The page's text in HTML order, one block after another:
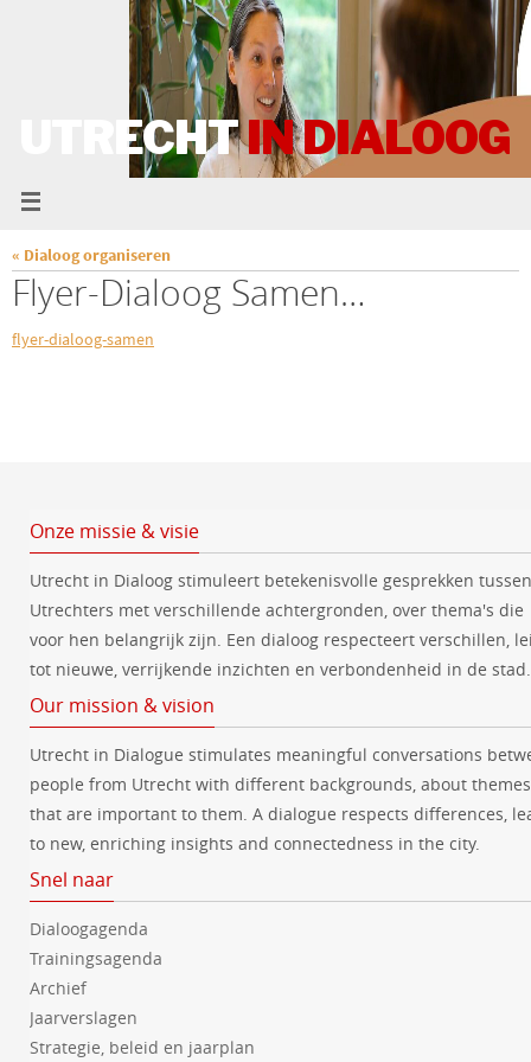
UTRECHTIN DIALOOG
« Dialoog organiseren
Flyer-Dialoog Samen…
flyer-dialoog-samen
Onze missie & visie
Utrecht in Dialoog stimuleert betekenisvolle gesprekken tussen
Utrechters met verschillende achtergronden, over thema's die
voor hen belangrijk zijn. Een dialoog respecteert verschillen,
tot nieuwe, verrijkende inzichten en verbondenheid in de stad.
Our mission & vision
Utrecht in Dialogue stimulates meaningful conversations
people from Utrecht with different backgrounds, about themes
that are important to them. A dialogue respects differences,
to new, enriching insights and connectedness in the city.
Snel naar
Dialoogagenda
Trainingsagenda
Archief
Jaarverslagen
Strategie, beleid en jaarplan